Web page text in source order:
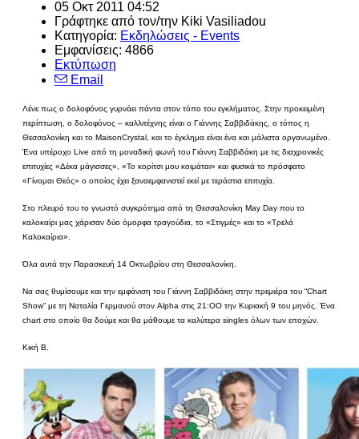
05 Οκτ 2011 04:52
Γράφτηκε από τον/την Kiki Vasiliadou
Κατηγορία: Εκδηλώσεις - Events
Εμφανίσεις: 4866
Εκτύπωση
Email
Λένε πως ο δολοφόνος γυρνάει πάντα στον τόπο του εγκλήματος. Στην προκειμένη
περίπτωση, ο δολοφόνος – καλλιτέχνης είναι ο Γιάννης Σαββιδάκης, ο τόπος η
Θεσσαλονίκη και το MaisonCrystal, και το έγκλημα είναι ένα και μάλιστα οργανωμένο.
Ένα υπέροχο Live από τη μοναδική φωνή του Γιάννη Σαββιδάκη με τις διαχρονικές
επιτυχίες «Δέκα μάγισσες», «Το κορίτσι μου κοιμάται» και φυσικά το πρόσφατο
«Γίνομαι Θεός» ο οποίος έχει ξαναεμφανιστεί εκεί με τεράστια επιτυχία.
Στο πλευρό του το γνωστό συγκρότημα από τη Θεσσαλονίκη May Day που το
καλοκαίρι μας χάρισαν δύο όμορφα τραγούδια, το «Στιγμές» και το «Τρελά
Καλοκαίρια».
Όλα αυτά την Παρασκευή 14 Οκτωβρίου στη Θεσσαλονίκη.
Να σας θυμίσουμε και την εμφάνιση του Γιάννη Σαββιδάκη στην πρεμιέρα του “Chart
Show” με τη Ναταλία Γερμανού στον Alpha στις 21:ΟΟ την Κυριακή 9 του μηνός. Ένα
chart στο οποίο θα δούμε και θα μάθουμε τα καλύτερα singles όλων των εποχών.
Κική Β.